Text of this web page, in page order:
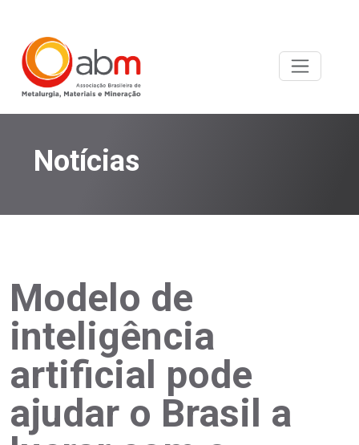
Notícias
Modelo de
inteligência
artificial pode
ajudar o Brasil a